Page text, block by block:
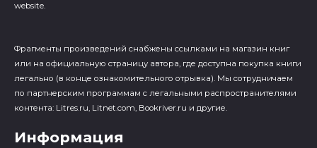
website.
Фрагменты произведений cнабжены ссылками на магазин книг
или на официальную страницу автора, где доступна покупка книги
легально (в конце ознакомительного отрывка). Мы сотрудничаем
по партнерским программам с легальными распространителями
контента: Litres.ru, Litnet.com, Bookriver.ru и другие.
Информация